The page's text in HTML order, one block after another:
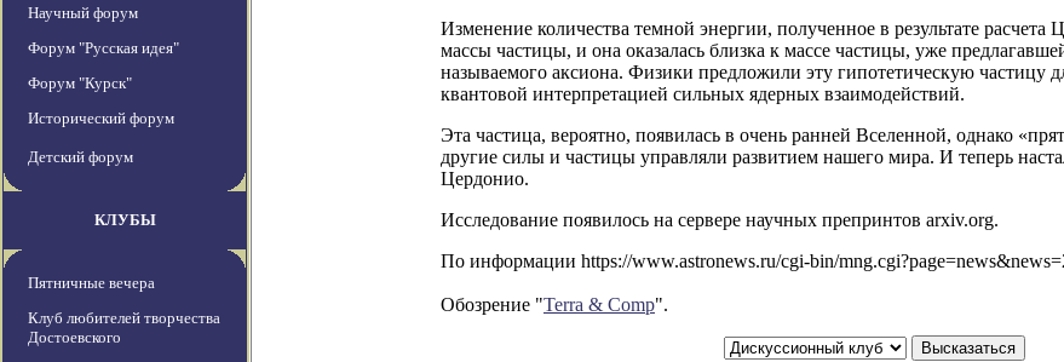
Научный форум
Форум "Русская идея"
Форум "Курск"
Исторический форум
Детский форум
КЛУБЫ
Пятничные вечера
Клуб любителей творчества
Достоевского
Изменение количества темной энергии, полученное в результате расчета
массы частицы, и она оказалась близка к массе частицы, уже
называемого аксиона. Физики предложили эту гипотетическую частицу
квантовой интерпретацией сильных ядерных взаимодействий.
Эта частица, вероятно, появилась в очень ранней Вселенной, однако
другие силы и частицы управляли развитием нашего мира. И теперь
Цердонио.
Исследование появилось на сервере научных препринтов arxiv.org.
По информации https://www.astronews.ru/cgi-bin/
Обозрение "Terra & Comp".